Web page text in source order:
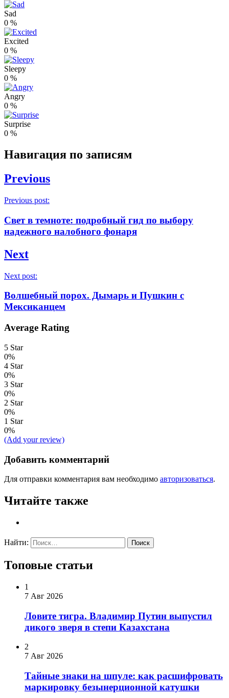
Sad
0 %
Excited
0 %
Sleepy
0 %
Angry
0 %
Surprise
0 %
Навигация по записям
Previous
Previous post:
Свет в темноте: подробный гид по выбору
надежного налобного фонаря
Next
Next post:
Волшебный порох. Дымарь и Пушкин с
Мексиканцем
Average Rating
5 Star
0%
4 Star
0%
3 Star
0%
2 Star
0%
1 Star
0%
(Add your review)
Добавить комментарий
Для отправки комментария вам необходимо авторизоваться.
Читайте также
Найти:
Топовые статьи
1
7 Авг 2026
Ловите тигра. Владимир Путин выпустил
дикого зверя в степи Казахстана
2
7 Авг 2026
Тайные знаки на шпуле: как расшифровать
маркировку безынерционной катушки